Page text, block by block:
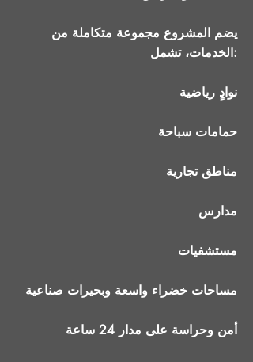
يضم المشروع مجموعة متكاملة من
الخدمات، تشمل:
نوادٍ رياضية
حمامات سباحة
مناطق تجارية
مدارس
مستشفيات
مساحات خضراء واسعة وبحيرات صناعية
أمن وحراسة على مدار 24 ساعة